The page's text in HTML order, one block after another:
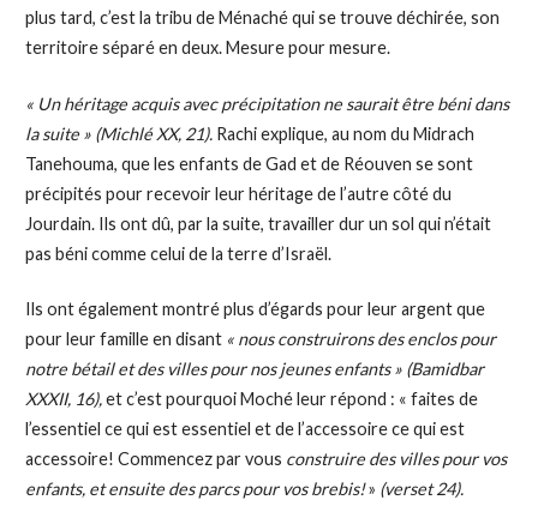
plus tard, c’est la tribu de Ménaché qui se trouve déchirée, son
territoire séparé en deux. Mesure pour mesure.
« Un héritage acquis avec précipitation ne saurait être béni dans
la suite » (Michlé XX, 21).Rachi explique, au nom du Midrach
Tanehouma, que les enfants de Gad et de Réouven se sont
précipités pour recevoir leur héritage de l’autre côté du
Jourdain. Ils ont dû, par la suite, travailler dur un sol qui n’était
pas béni comme celui de la terre d’Israël.
Ils ont également montré plus d’égards pour leur argent que
pour leur famille en disant « nous construirons des enclos pour
notre bétail et des villes pour nos jeunes enfants » (Bamidbar
XXXII, 16),et c’est pourquoi Moché leur répond : « faites de
l’essentiel ce qui est essentiel et de l’accessoire ce qui est
accessoire! Commencez par vous construire des villes pour vos
enfants, et ensuite des parcs pour vos brebis!» (verset 24).